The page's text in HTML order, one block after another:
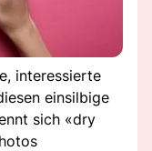
interessierte
einsilbige
sich «dry